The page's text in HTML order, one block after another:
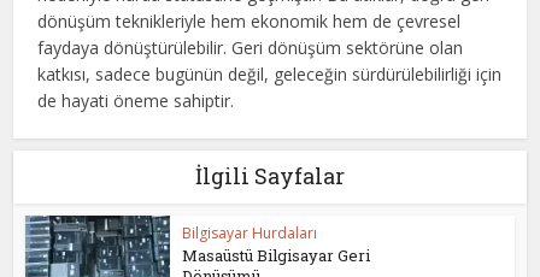
dönüşüm teknikleriyle hem ekonomik hem de çevresel
faydaya dönüştürülebilir. Geri dönüşüm sektörüne olan
katkısı, sadece bugünün değil, geleceğin sürdürülebilirliği için
de hayati öneme sahiptir.
İlgili Sayfalar
Bilgisayar Hurdaları
Masaüstü Bilgisayar Geri